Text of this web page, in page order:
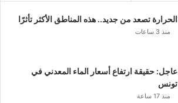
الحرارة تصعد من جديد.. هذه المناطق الأكثر تأثرًا
منذ 3 ساعات
عاجل: حقيقة ارتفاع أسعار الماء المعدني في
تونس
منذ 17 ساعة